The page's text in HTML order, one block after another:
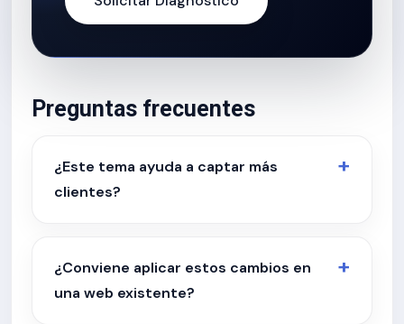
Preguntas frecuentes
¿Este tema ayuda a captar más
clientes?
¿Conviene aplicar estos cambios en
una web existente?